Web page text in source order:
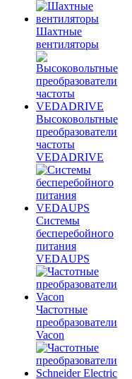
Шахтные
вентиляторы
Высоковольтные
преобразователи
частоты
VEDADRIVE
Системы
бесперебойного
питания
VEDAUPS
Частотные
преобразователи
Vacon